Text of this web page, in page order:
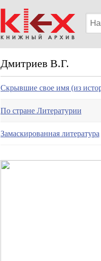
Дмитриев В.Г.
Скрывшие свое имя (из
По стране Литературии
Замаскированная литература